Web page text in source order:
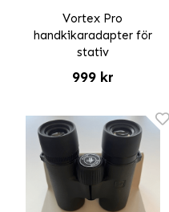
Vortex Pro
handkikaradapter för
stativ
999 kr